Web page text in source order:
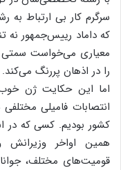
سرگرم کار بی ارتباط
که داماد رییس‌جمهور نه
‏معیاری می‌خواست سمتی
را در اذهان پررنگ می‌کند.
اما این حکایت ژن
انتصابات فامیلی
کشور بودیم. کسی که در
همین اواخر وزیرانش
قومیت‌های مختلف‌،